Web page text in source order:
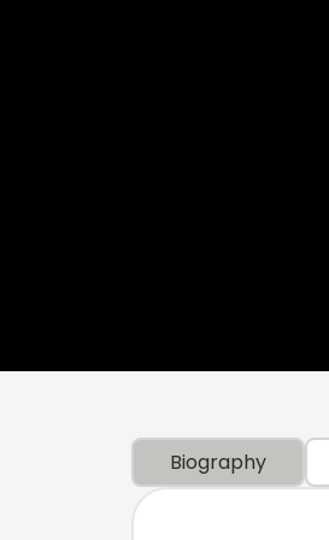
Biography